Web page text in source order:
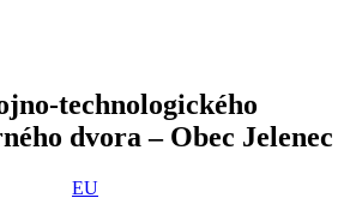
technologického
dvora – Obec Jelenec